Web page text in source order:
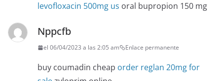
levofloxacin 500mg us oral bupropion 150 mg
Nppcfb
el 06/04/2023 a las 2:05 am Enlace permanente
buy coumadin cheap order reglan 20mg for